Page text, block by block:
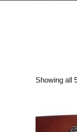
Showing all